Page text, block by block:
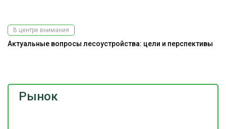
Рынок
В центре внимания
Актуальные вопросы лесоустройства: цели и перспективы